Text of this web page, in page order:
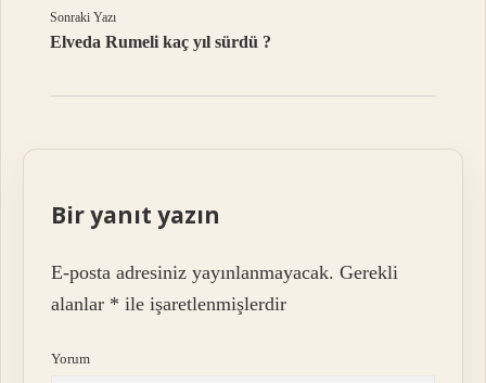
Sonraki Yazı
Elveda Rumeli kaç yıl sürdü ?
Bir yanıt yazın
E-posta adresiniz yayınlanmayacak. Gerekli
alanlar * ile işaretlenmişlerdir
Yorum